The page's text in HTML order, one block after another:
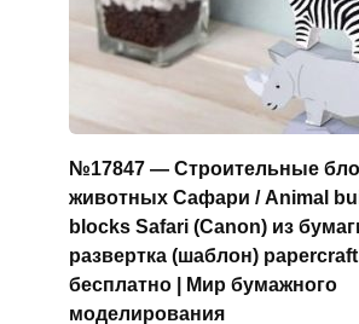
№17847 — Строительные
животных Сафари / Animal
blocks Safari (Canon) из
развертка (шаблон) papercraft
бесплатно | Мир бумажного
моделирования